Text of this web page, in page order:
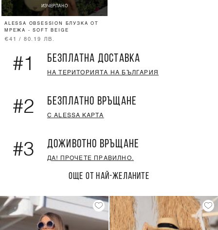
ИЗЧЕРПАНО
ALESSA OBSESSION БЛУЗКА ОТ
МРЕЖА - SOFT BEIGE
€41 / 80.19 ЛВ.
#1 БЕЗПЛАТНА ДОСТАВКА
НА ТЕРИТОРИЯТА НА БЪЛГАРИЯ
#2 БЕЗПЛАТНО ВРЪЩАНЕ
С ALESSA КАРТА
#3 ДОЖИВОТНО ВРЪЩАНЕ
ДА! ПРОЧЕТЕ ПРАВИЛНО.
ОЩЕ ОТ НАЙ-ЖЕЛАНИТЕ